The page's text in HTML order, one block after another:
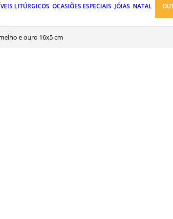
LITÚRGICOS OCASIÕES ESPECIAIS JÓIAS NATAL
e ouro 16x5 cm